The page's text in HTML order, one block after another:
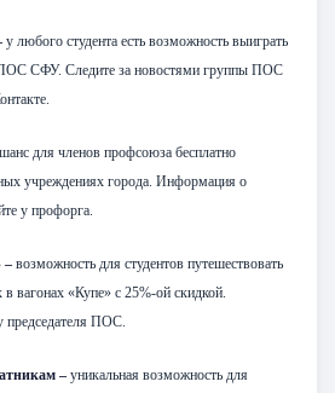
у любого студента есть возможность выиграть
СФУ. Следите за новостями группы ПОС
для членов профсоюза бесплатно
учреждениях города. Информация о
у профорга.
– возможность для студентов путешествовать
вагонах «Купе» с 25%-ой скидкой.
ПОС.
–уникальная возможность для